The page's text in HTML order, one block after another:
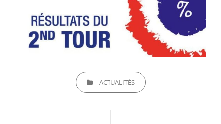
CATEGORIESACTUALITÉS